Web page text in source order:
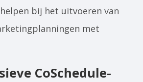
bij het uitvoeren van
met
CoSchedule-